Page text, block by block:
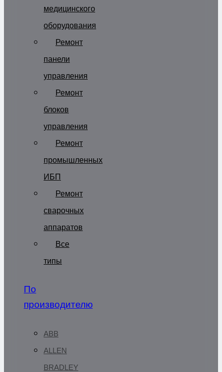
медицинского
оборудования
Ремонт
панели
управления
Ремонт
блоков
управления
Ремонт
промышленных
ИБП
Ремонт
сварочных
аппаратов
Все
типы
По
производителю
ABB
ALLEN
BRADLEY